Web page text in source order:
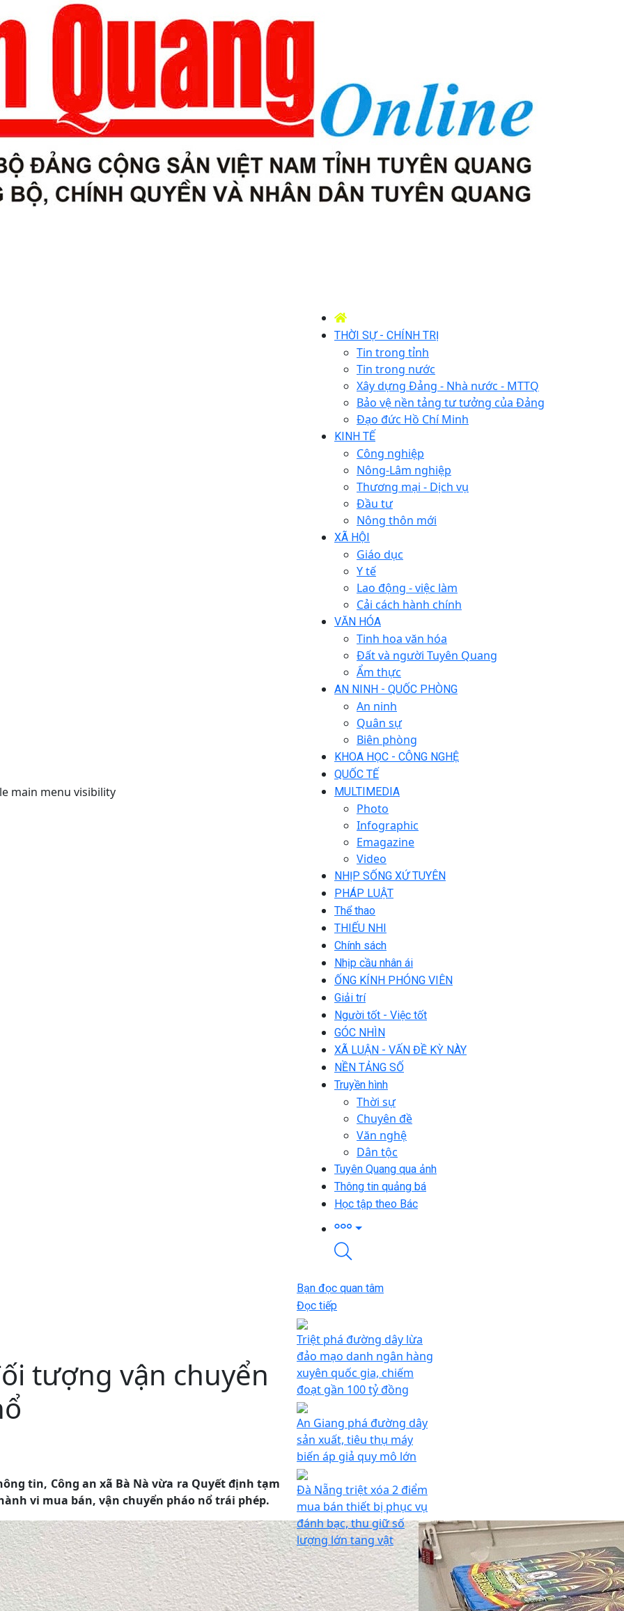
main menu visibility
THỜI SỰ - CHÍNH TRỊ
Tin trong tỉnh
Tin trong nước
Xây dựng Đảng - Nhà nước - MTTQ
Bảo vệ nền tảng tư tưởng của Đảng
Đạo đức Hồ Chí Minh
KINH TẾ
Công nghiệp
Nông-Lâm nghiệp
Thương mại - Dịch vụ
Đầu tư
Nông thôn mới
XÃ HỘI
Giáo dục
Y tế
Lao động - việc làm
Cải cách hành chính
VĂN HÓA
Tinh hoa văn hóa
Đất và người Tuyên Quang
Ẩm thực
AN NINH - QUỐC PHÒNG
An ninh
Quân sự
Biên phòng
KHOA HỌC - CÔNG NGHỆ
QUỐC TẾ
MULTIMEDIA
Photo
Infographic
Emagazine
Video
NHỊP SỐNG XỨ TUYÊN
PHÁP LUẬT
Thể thao
THIẾU NHI
Chính sách
Nhịp cầu nhân ái
ỐNG KÍNH PHÓNG VIÊN
Giải trí
Người tốt - Việc tốt
GÓC NHÌN
XÃ LUẬN - VẤN ĐỀ KỲ NÀY
NỀN TẢNG SỐ
Truyền hình
Thời sự
Chuyên đề
Văn nghệ
Dân tộc
Tuyên Quang qua ảnh
Thông tin quảng bá
Học tập theo Bác
tượng vận chuyển
tin, Công an xã Bà Nà vừa ra Quyết định tạm
vi mua bán, vận chuyển pháo nổ trái phép.
Bạn đọc quan tâm
Đọc tiếp
Triệt phá đường dây lừa
đảo mạo danh ngân hàng
xuyên quốc gia, chiếm
đoạt gần 100 tỷ đồng
An Giang phá đường dây
sản xuất, tiêu thụ máy
biến áp giả quy mô lớn
Đà Nẵng triệt xóa 2 điểm
mua bán thiết bị phục vụ
đánh bạc, thu giữ số
lượng lớn tang vật